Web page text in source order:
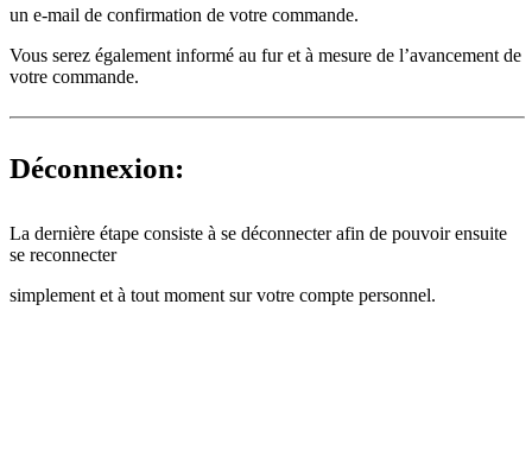
un e-mail de confirmation de votre commande.
Vous serez également informé au fur et à mesure de l’avancement de
votre commande.
Déconnexion:
La dernière étape consiste à se déconnecter afin de pouvoir ensuite
se reconnecter
simplement et à tout moment sur votre compte personnel.